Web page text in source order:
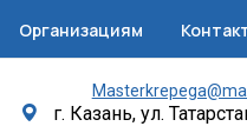
Организациям
г. Казань, ул.